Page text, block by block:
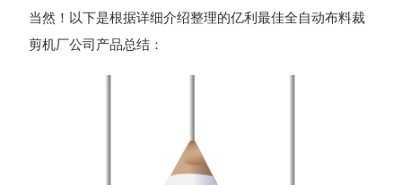
当然！以下是根据详细介绍整理的亿利最佳全自动布料裁
剪机厂公司产品总结：